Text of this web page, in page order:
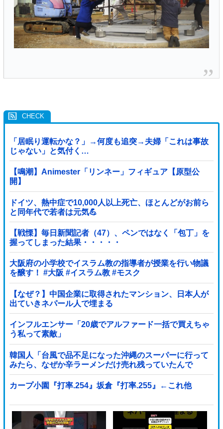
「居眠り運転かな？」→何度も追突→夫婦「これは事故
じゃない」と気付く…
【鳴潮】Animester「リンネー」フィギュア【原型公
開】
ドイツ、熱中症で10,000人以上死亡、ほとんどがお前ら
と同年代で若者は元気💪
【戦慄】毎日新聞記者（47）、ペンではなく「包丁」を
握ってしまった結果・・・・・
大阪府の小学校でイスラム教の指導者が授業を行い物議
を醸す！ #大阪 #イスラム教 #モスク
【なぜ？】中国企業に取得されたマンション、日本人が
出ていきネパール人で埋まる
インフルエンサー「20歳でアルファード一括で買えちゃ
う私って素敵」
韓国人「台風で品不足になった沖縄のスーパーに行って
みたら、なぜか辛ラーメンだけ売れ残っていたんで
す…」
カープ小園『打率.254』坂倉『打率.255』←これ他